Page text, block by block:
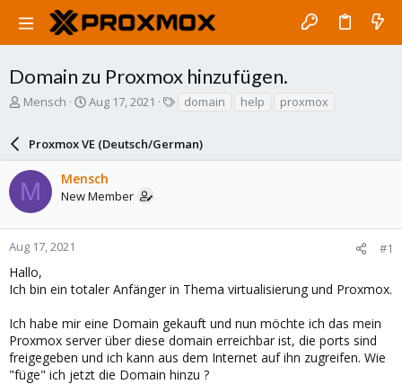
Domain zu Proxmox hinzufügen.
T
a
d
s
t
a
r
e
r
Mensch
S
r
t
d
a
e
Aug 17, 2021
s
domain help proxmox
Proxmox VE (Deutsch/German)
M Mensch
New Member
Aug 17, 2021 #1
Hallo,
Ich bin ein totaler Anfänger in Thema virtualisierung und Proxmox.
Ich habe mir eine Domain gekauft und nun möchte ich das mein
Proxmox server über diese domain erreichbar ist, die ports sind
freigegeben und ich kann aus dem Internet auf ihn zugreifen. Wie
"füge" ich jetzt die Domain hinzu ?